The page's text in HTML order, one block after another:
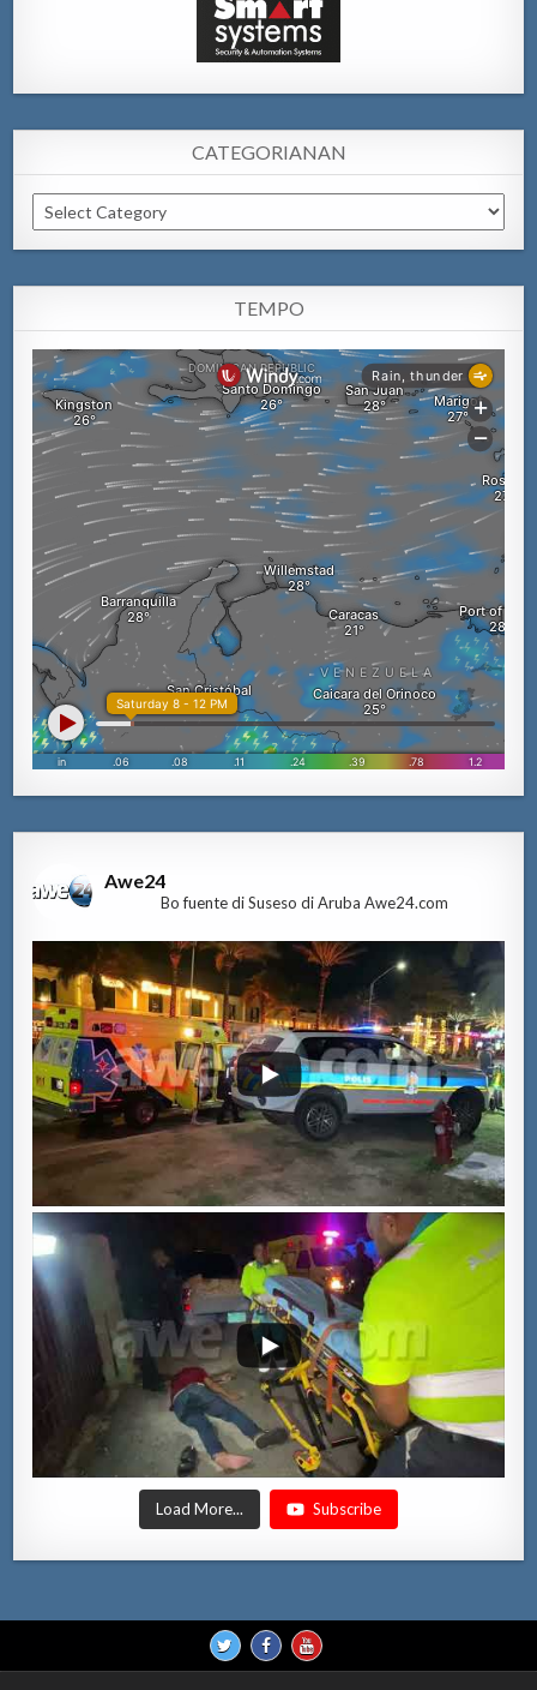
CATEGORIANAN
Categorianan
TEMPO
Awe24
Bo fuente di Suseso di Aruba Awe24.com
Load More... Subscribe